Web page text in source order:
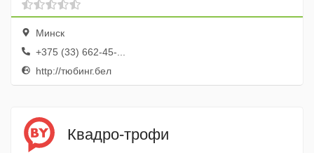
Минск
+375 (33) 662-45-...
http://тюбинг.бел
Квадро-трофи